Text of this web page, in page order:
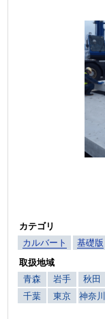
カテゴリ
カルバート
基礎版
取扱地域
青森
岩手 秋田
千葉
東京 神奈川